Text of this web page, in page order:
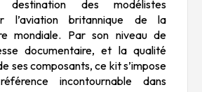
des modélistes
l’aviation britannique de la
mondiale. Par son niveau de
documentaire, et la qualité
ses composants, ce kit s’impose
incontournable dans